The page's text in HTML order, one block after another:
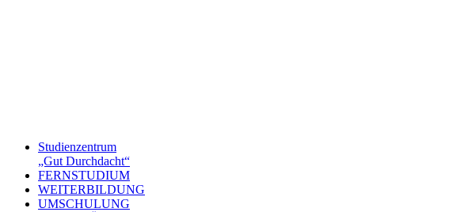
Studienzentrum
„Gut Durchdacht“
FERNSTUDIUM
WEITERBILDUNG
UMSCHULUNG